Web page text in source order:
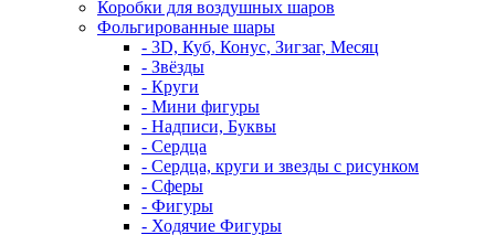
Коробки для воздушных шаров
Фольгированные шары
- 3D, Куб, Конус, Зигзаг, Месяц
- Звёзды
- Круги
- Мини фигуры
- Надписи, Буквы
- Сердца
- Сердца, круги и звезды с рисунком
- Сферы
- Фигуры
- Ходячие Фигуры